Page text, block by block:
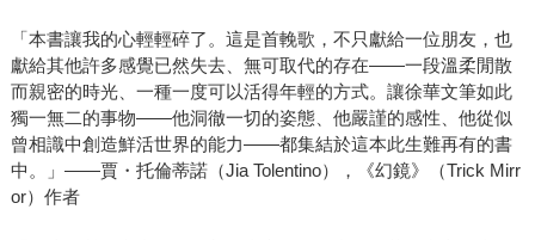
「本書讓我的心輕輕碎了。這是首輓歌，不只獻給一位朋友，也
獻給其他許多感覺已然失去、無可取代的存在——一段溫柔閒散
而親密的時光、一種一度可以活得年輕的方式。讓徐華文筆如此
獨一無二的事物——他洞徹一切的姿態、他嚴謹的感性、他從似
曾相識中創造鮮活世界的能力——都集結於這本此生難再有的書
中。」——賈・托倫蒂諾（Jia Tolentino），《幻鏡》（Trick Mirr
or）作者